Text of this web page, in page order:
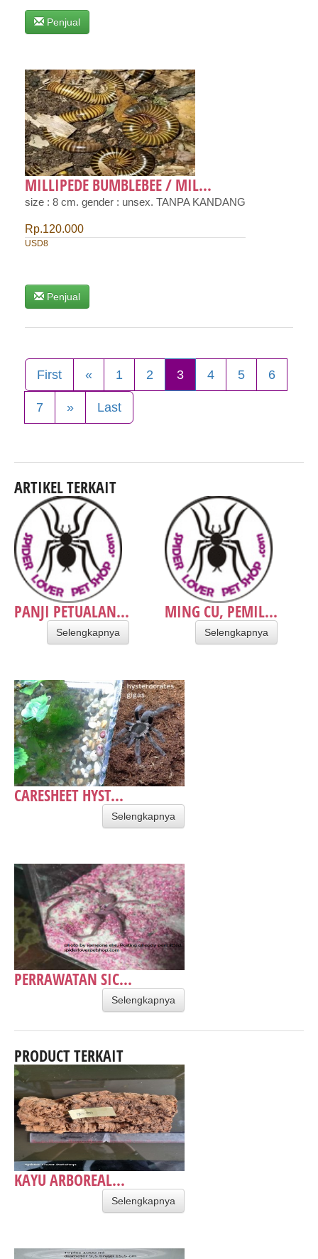
Penjual
MILLIPEDE BUMBLEBEE / MIL...
size : 8 cm. gender : unsex. TANPA KANDANG
Rp.120.000
USD8
Penjual
First « 1 2 3 4 5 6
7 » Last
ARTIKEL TERKAIT
PANJI PETUALAN...
Selengkapnya
MING CU, PEMIL...
Selengkapnya
CARESHEET HYST...
Selengkapnya
PERRAWATAN SIC...
Selengkapnya
PRODUCT TERKAIT
KAYU ARBOREAL...
Selengkapnya